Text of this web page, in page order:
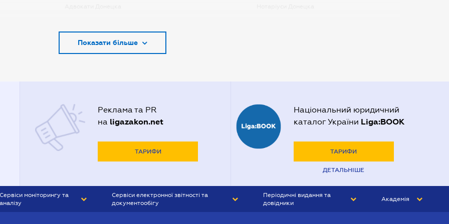
Адвокати Києва
Адвокати Полтави
Адвокати Харькова
Адвокаты Кривого Рогу
Показати більше
Реклама та PR
на ligazakon.net
ТАРИФИ
Національний юридичний
каталог України Liga:BOOK
ТАРИФИ
ДЕТАЛЬНІШЕ
Сервіси моніторингу та
аналізу
Сервіси електронної звітності та
документообігу
Періодичні видання та
довідники
Академія